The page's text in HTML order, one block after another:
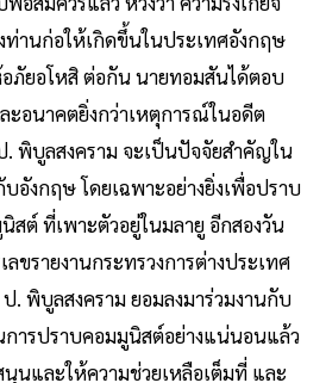
านก่อให้เกิดขึ้นในประเทศอังกฤษ
ภัยอโหสิ ต่อกัน นายทอมสันได้ตอบ
ะอนาคตยิ่งกว่าเหตุการณ์ในอดีต
. พิบูลสงคราม จะเป็นปัจจัยสำคัญใน
บอังกฤษ โดยเฉพาะอย่างยิ่งเพื่อปราบ
สต์ ที่เพาะตัวอยู่ในมลายู อีกสองวัน
ขรายงานกระทรวงการต่างประเทศ
. พิบูลสงคราม ยอมลงมาร่วมงานกับ
ารปราบคอมมูนิสต์อย่างแน่นอนแล้ว
นและให้ความช่วยเหลือเต็มที่ และ